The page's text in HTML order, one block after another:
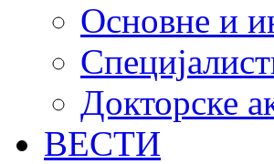
Основне и
Докторске
ВЕСТИ